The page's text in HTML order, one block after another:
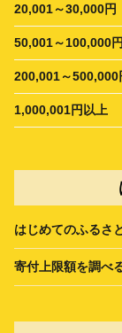
20,001～30,000円
50,001～100,000円
200,001～500,000
1,000,001円以上
はじめてのふるさ
寄付上限額を調べ